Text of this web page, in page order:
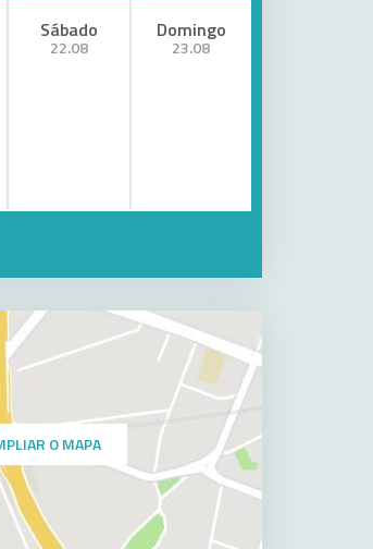
Sábado
22.08
Domingo
23.08
O MAPA